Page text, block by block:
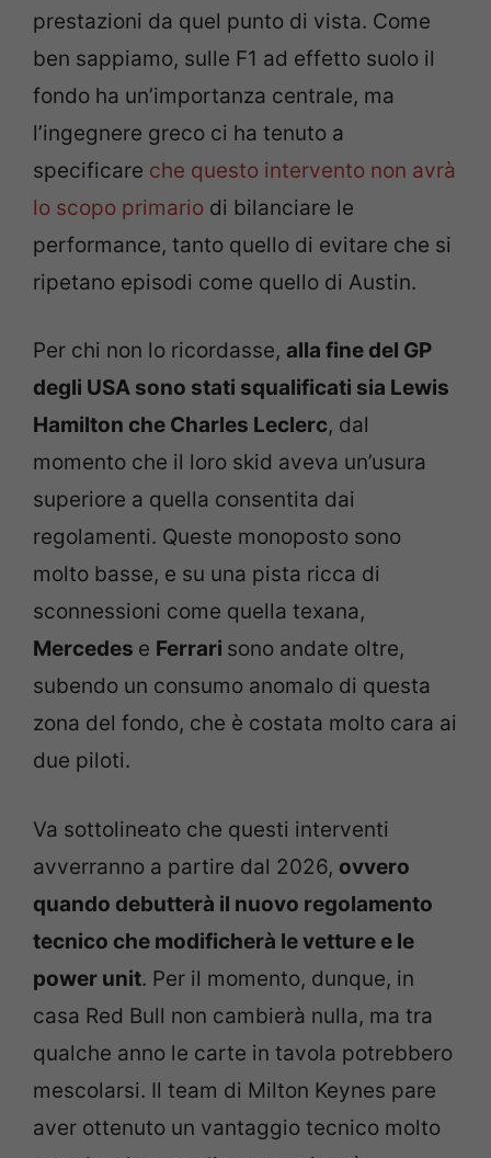
prestazioni da quel punto di vista. Come
ben sappiamo, sulle F1 ad effetto suolo il
fondo ha un’importanza centrale, ma
l’ingegnere greco ci ha tenuto a
specificare che questo intervento non avrà
lo scopo primario di bilanciare le
performance, tanto quello di evitare che si
ripetano episodi come quello di Austin.
Per chi non lo ricordasse, alla fine del GP
degli USA sono stati squalificati sia Lewis
Hamilton che Charles Leclerc, dal
momento che il loro skid aveva un’usura
superiore a quella consentita dai
regolamenti. Queste monoposto sono
molto basse, e su una pista ricca di
sconnessioni come quella texana,
Mercedes e Ferrari sono andate oltre,
subendo un consumo anomalo di questa
zona del fondo, che è costata molto cara ai
due piloti.
Va sottolineato che questi interventi
avverranno a partire dal 2026, ovvero
quando debutterà il nuovo regolamento
tecnico che modificherà le vetture e le
power unit. Per il momento, dunque, in
casa Red Bull non cambierà nulla, ma tra
qualche anno le carte in tavola potrebbero
mescolarsi. Il team di Milton Keynes pare
aver ottenuto un vantaggio tecnico molto